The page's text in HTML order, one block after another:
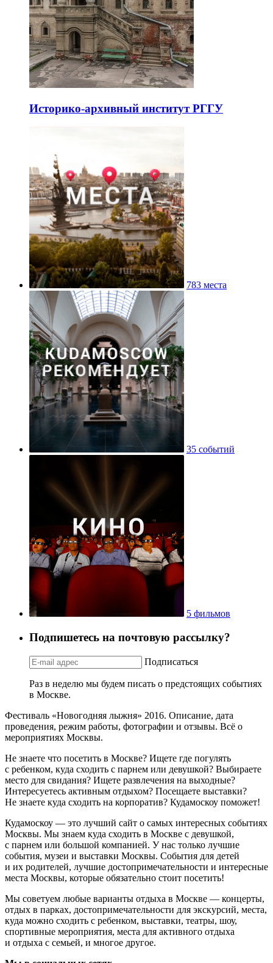
Историко-архивный институт РГГУ
783 места
35 событий
5 фильмов
Подпишетесь на почтовую рассылку?
Подписаться
Раз в неделю мы будем писать о предстоящих событиях
в Москве.
Фестиваль «Новогодняя лыжня» 2016. Описание, дата
проведения, режим работы, фотографии и отзывы. Всё о
мероприятиях Москвы.
Не знаете что посетить в Москве? Ищете где погулять
с ребенком, куда сходить с парнем или девушкой? Выбираете
место для свидания? Ищете развлечения на выходные?
Интересуетесь активным отдыхом? Посещаете выставки?
Не знаете куда сходить на корпоратив? Кудамоскоу поможет!
Кудамоскоу — это лучший сайт о самых интересных событиях
Москвы. Мы знаем куда сходить в Москве с девушкой,
с парнем или большой компанией. У нас только лучшие
события, музеи и выставки Москвы. События для детей
и их родителей, лучшие достопримечательности и интересные
места Москвы, которые обязательно стоит посетить!
Мы советуем любые варианты отдыха в Москве — концерты,
отдых в парках, достопримечательности для экскурсий, места,
куда можно сходить с ребенком, выставки, театры, шоу,
спортивные мероприятия, места для активного отдыха
и отдыха с семьей, и многое другое.